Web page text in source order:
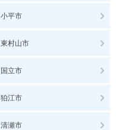
小平市
東村山市
国立市
狛江市
清瀬市